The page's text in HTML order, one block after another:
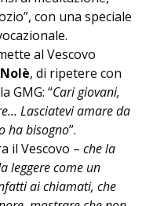
con una speciale
al Vescovo
, di ripetere con
GMG: “Cari giovani,
Lasciatevi amare da
ha bisogno”.
il Vescovo – che la
leggere come un
ai chiamati, che